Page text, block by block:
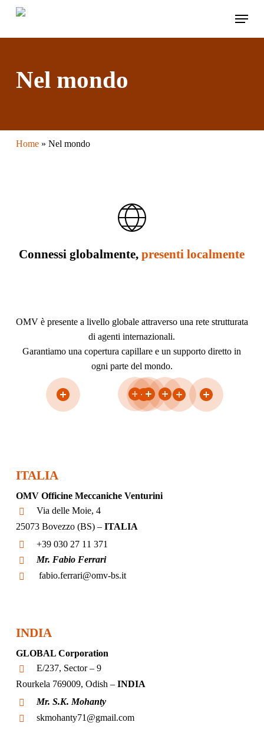
Skip
main
Menu
Nel mondo
Home» Nel mondo
Connessi globalmente,presenti localmente
OMV è presente a livello globale attraverso una rete strutturata
di agenti internazionali.
Garantiamo una copertura capillare e un supporto diretto in
ogni parte del mondo.
ITALIA
OMV Officine Meccaniche Venturini
Via delle Moie, 4
25073 Bovezzo (BS) – ITALIA
+39 030 27 11 371
Mr. Fabio Ferrari
fabio.ferrari@omv-bs.it
INDIA
GLOBAL Corporation
E/237, Sector – 9
Rourkela 769009, Odish – INDIA
Mr. S.K. Mohanty
skmohanty71@gmail.com